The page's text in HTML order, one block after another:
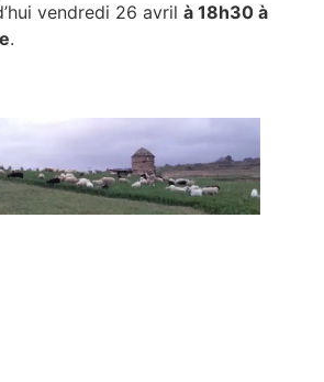
vendredi 26 avril à 18h30 à
.